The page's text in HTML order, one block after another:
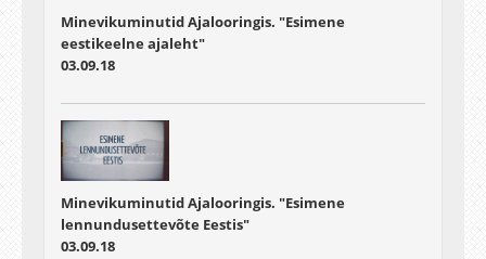
Minevikuminutid Ajalooringis. "Esimene
eestikeelne ajaleht"
03.09.18
Minevikuminutid Ajalooringis. "Esimene
lennundusettevõte Eestis"
03.09.18